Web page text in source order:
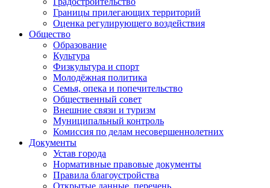
Границы прилегающих территорий
Оценка регулирующего воздействия
Общество
Образование
Культура
Физкультура и спорт
Молодёжная политика
Семья, опека и попечительство
Общественный совет
Внешние связи и туризм
Муниципальный контроль
Комиссия по делам несовершеннолетних
Документы
Устав города
Нормативные правовые документы
Правила благоустройства
Открытые данные, перечень